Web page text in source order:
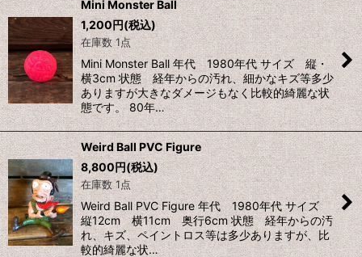
Mini Monster Ball
1,200円(税込)
在庫数 1点
Mini Monster Ball 年代 1980年代 サイズ 縦・
横3cm 状態 経年からの汚れ、細かなキズ等多少
ありますが大きなダメージもなく比較的綺麗な状
態です。 80年…
Weird Ball PVC Figure
8,800円(税込)
在庫数 1点
Weird Ball PVC Figure 年代 1980年代 サイズ
縦12cm 横11cm 奥行6cm 状態 経年からの汚
れ、キズ、ペイントロス等は多少ありますが、比
較的綺麗な状…